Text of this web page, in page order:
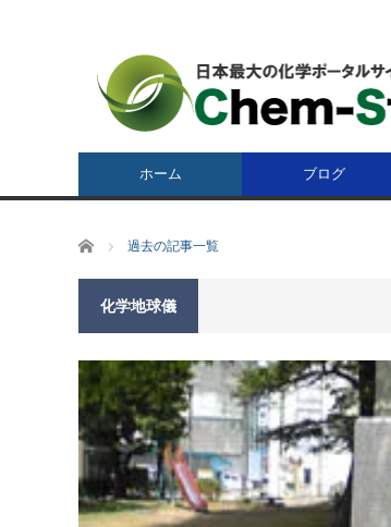
ホーム ブログ
ホーム 過去の記事一覧
化学地球儀